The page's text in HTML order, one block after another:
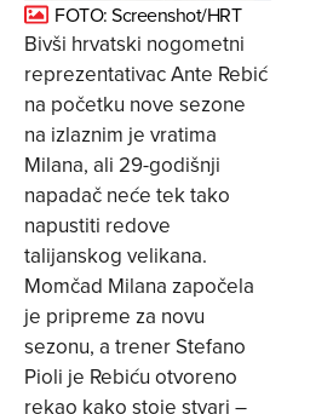
FOTO: Screenshot/HRT
Bivši hrvatski nogometni
reprezentativac Ante Rebić
na početku nove sezone
na izlaznim je vratima
Milana, ali 29-godišnji
napadač neće tek tako
napustiti redove
talijanskog velikana.
Momčad Milana započela
je pripreme za novu
sezonu, a trener Stefano
Pioli je Rebiću otvoreno
rekao kako stoje stvari –